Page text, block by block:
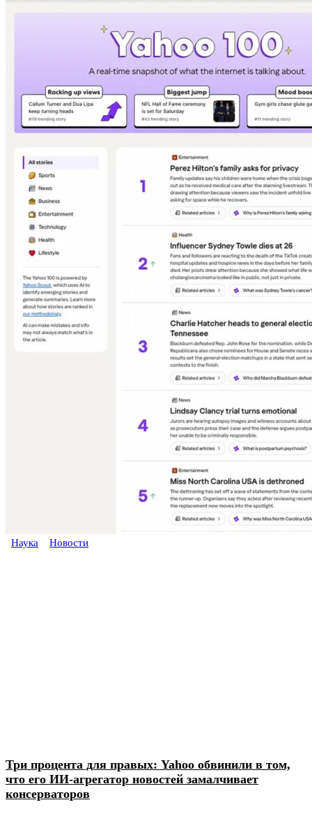
Наука Новости
Три процента для правых: Yahoo обвинили в том,
что его ИИ-агрегатор новостей замалчивает
консерваторов